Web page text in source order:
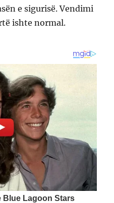
e sigurisë. Vendimi
ishte normal.